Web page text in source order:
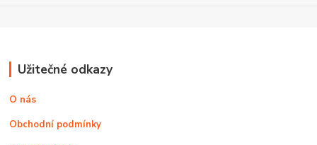
Užitečné odkazy
O nás
Obchodní podmínky